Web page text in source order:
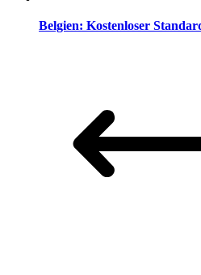
Belgien: Kostenloser